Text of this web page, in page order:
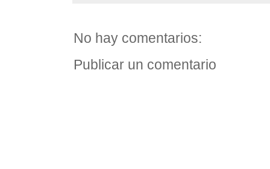
No hay comentarios:
Publicar un comentario